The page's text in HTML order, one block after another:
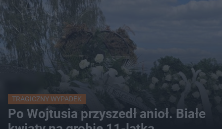
TRAGICZNY WYPADEK
Po Wojtusia przyszedł anioł. Białe